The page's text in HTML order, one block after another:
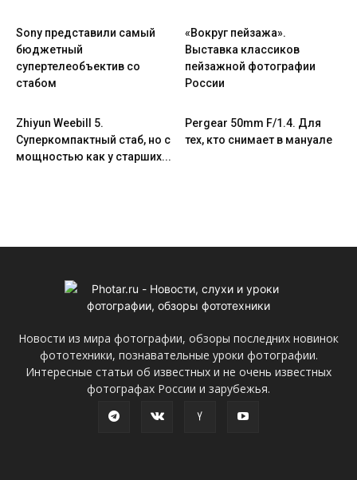
Sony представили самый
бюджетный
супертелеобъектив со
стабом
«Вокруг пейзажа».
Выставка классиков
пейзажной фотографии
России
Zhiyun Weebill 5.
Cуперкомпактный стаб, но с
мощностью как у старших...
Pergear 50mm F/1.4. Для
тех, кто снимает в мануале
Новости из мира фотографии, обзоры последних новинок
фототехники, познавательные уроки фотографии.
Интересные статьи об известных и не очень известных
фотографах России и зарубежья.